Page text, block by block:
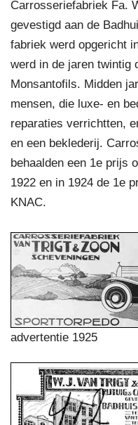
Carrosseriefabriek Fa.
gevestigd aan de
fabriek werd opgericht
werd in de jaren twintig
Monsantofils. Midden
mensen, die luxe- en
reparaties verrichtten,
en een beklederij.
behaalden een 1e prijs
1922 en in 1924 de 1e
KNAC.
advertentie 1925